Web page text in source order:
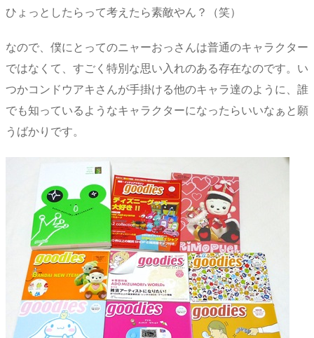
ひょっとしたらって考えたら素敵やん？（笑）
なので、僕にとってのニャーおっさんは普通のキャラクター
ではなくて、すごく特別な思い入れのある存在なのです。い
つかコンドウアキさんが手掛ける他のキャラ達のように、誰
でも知っているようなキャラクターになったらいいなぁと願
うばかりです。